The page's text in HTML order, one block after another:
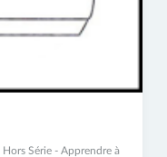
Hors Série - Apprendre à